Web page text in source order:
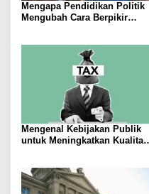
Mengapa Pendidikan Politik
Mengubah Cara Berpikir
Mengenal Kebijakan Publik
untuk Meningkatkan Kualitas